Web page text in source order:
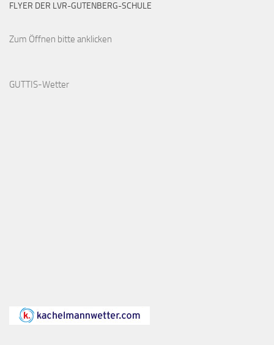
FLYER DER LVR-GUTENBERG-SCHULE
Zum Öffnen bitte anklicken
GUTTIS-Wetter